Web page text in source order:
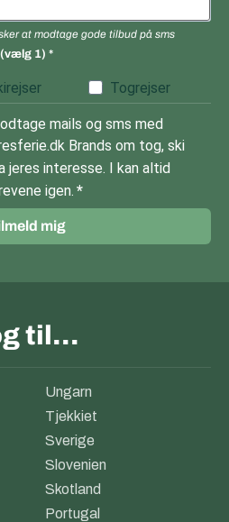
at modtage gode tilbud på sms
1)
Togrejser
mails og sms med
Brands om tog, ski
jeres interesse. I kan altid
igen.
mig
til…
Ungarn
Tjekkiet
Sverige
Slovenien
Skotland
Portugal